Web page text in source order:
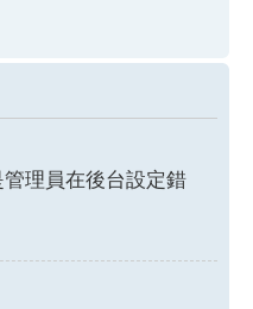
理員在後台設定錯